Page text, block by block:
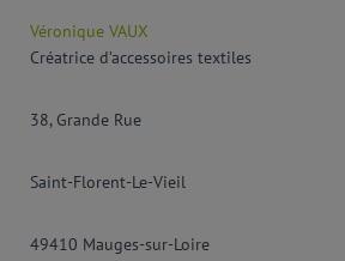
Véronique VAUX
Créatrice d’accessoires textiles
38, Grande Rue
Saint-Florent-Le-Vieil
49410 Mauges-sur-Loire